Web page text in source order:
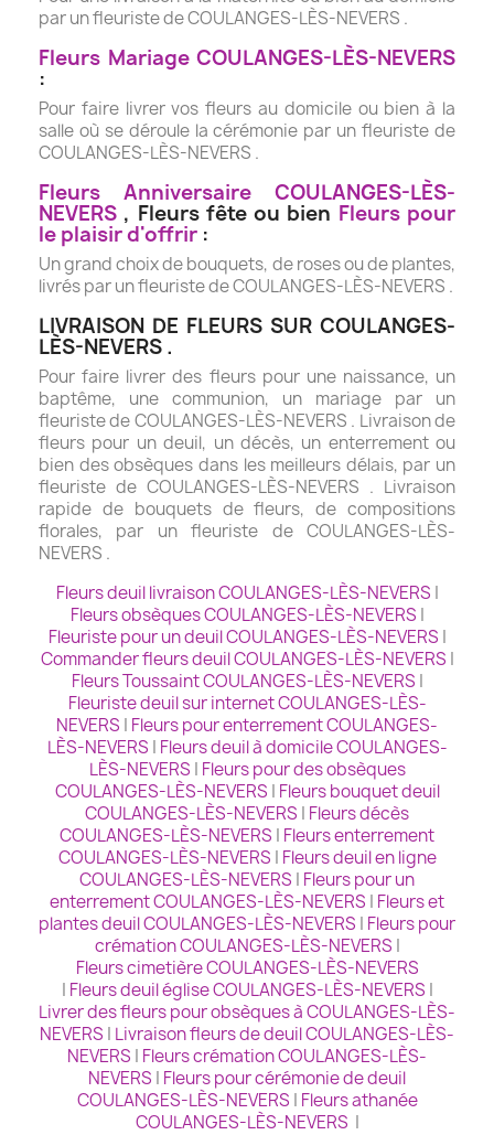
par un fleuriste de COULANGES-LÈS-NEVERS .
Fleurs Mariage COULANGES-LÈS-NEVERS
:
Pour faire livrer vos fleurs au domicile ou bien à la
salle où se déroule la cérémonie par un fleuriste de
COULANGES-LÈS-NEVERS .
Fleurs Anniversaire COULANGES-LÈS-
NEVERS , Fleurs fête ou bien Fleurs pour
le plaisir d'offrir :
Un grand choix de bouquets, de roses ou de plantes,
livrés par un fleuriste de COULANGES-LÈS-NEVERS .
LIVRAISON DE FLEURS SUR COULANGES-
LÈS-NEVERS .
Pour faire livrer des fleurs pour une naissance, un
baptême, une communion, un mariage par un
fleuriste de COULANGES-LÈS-NEVERS . Livraison de
fleurs pour un deuil, un décès, un enterrement ou
bien des obsèques dans les meilleurs délais, par un
fleuriste de COULANGES-LÈS-NEVERS . Livraison
rapide de bouquets de fleurs, de compositions
florales, par un fleuriste de COULANGES-LÈS-
NEVERS .
Fleurs deuil livraison COULANGES-LÈS-NEVERS |
Fleurs obsèques COULANGES-LÈS-NEVERS |
Fleuriste pour un deuil COULANGES-LÈS-NEVERS |
Commander fleurs deuil COULANGES-LÈS-NEVERS |
Fleurs Toussaint COULANGES-LÈS-NEVERS |
Fleuriste deuil sur internet COULANGES-LÈS-
NEVERS | Fleurs pour enterrement COULANGES-
LÈS-NEVERS | Fleurs deuil à domicile COULANGES-
LÈS-NEVERS | Fleurs pour des obsèques
COULANGES-LÈS-NEVERS | Fleurs bouquet deuil
COULANGES-LÈS-NEVERS | Fleurs décès
COULANGES-LÈS-NEVERS | Fleurs enterrement
COULANGES-LÈS-NEVERS | Fleurs deuil en ligne
COULANGES-LÈS-NEVERS | Fleurs pour un
enterrement COULANGES-LÈS-NEVERS | Fleurs et
plantes deuil COULANGES-LÈS-NEVERS | Fleurs pour
crémation COULANGES-LÈS-NEVERS |
Fleurs cimetière COULANGES-LÈS-NEVERS
| Fleurs deuil église COULANGES-LÈS-NEVERS |
Livrer des fleurs pour obsèques à COULANGES-LÈS-
NEVERS | Livraison fleurs de deuil COULANGES-LÈS-
NEVERS | Fleurs crémation COULANGES-LÈS-
NEVERS | Fleurs pour cérémonie de deuil
COULANGES-LÈS-NEVERS | Fleurs athanée
COULANGES-LÈS-NEVERS |